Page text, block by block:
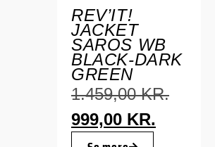
REV’IT!
JACKET
SAROS WB
BLACK-DARK
GREEN
1.459,00KR.
999,00 KR.